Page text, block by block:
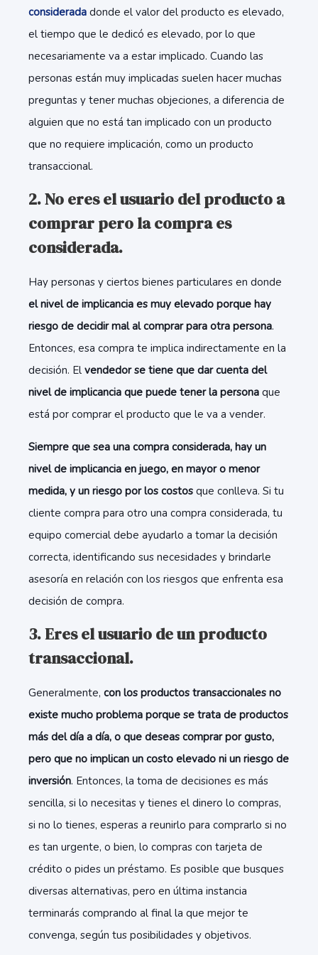
considerada donde el valor del producto es elevado,
el tiempo que le dedicó es elevado, por lo que
necesariamente va a estar implicado. Cuando las
personas están muy implicadas suelen hacer muchas
preguntas y tener muchas objeciones, a diferencia de
alguien que no está tan implicado con un producto
que no requiere implicación, como un producto
transaccional.
2. No eres el usuario del producto a
comprar pero la compra es
considerada.
Hay personas y ciertos bienes particulares en donde
el nivel de implicancia es muy elevado porque hay
riesgo de decidir mal al comprar para otra persona.
Entonces, esa compra te implica indirectamente en la
decisión. El vendedor se tiene que dar cuenta del
nivel de implicancia que puede tener la persona que
está por comprar el producto que le va a vender.
Siempre que sea una compra considerada, hay un
nivel de implicancia en juego, en mayor o menor
medida, y un riesgo por los costos que conlleva. Si tu
cliente compra para otro una compra considerada, tu
equipo comercial debe ayudarlo a tomar la decisión
correcta, identificando sus necesidades y brindarle
asesoría en relación con los riesgos que enfrenta esa
decisión de compra.
3. Eres el usuario de un producto
transaccional.
Generalmente, con los productos transaccionales no
existe mucho problema porque se trata de productos
más del día a día, o que deseas comprar por gusto,
pero que no implican un costo elevado ni un riesgo de
inversión. Entonces, la toma de decisiones es más
sencilla, si lo necesitas y tienes el dinero lo compras,
si no lo tienes, esperas a reunirlo para comprarlo si no
es tan urgente, o bien, lo compras con tarjeta de
crédito o pides un préstamo. Es posible que busques
diversas alternativas, pero en última instancia
terminarás comprando al final la que mejor te
convenga, según tus posibilidades y objetivos.